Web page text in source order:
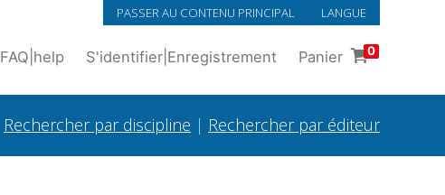
PASSER AU CONTENU PRINCIPAL LANGUE
FAQ help S'identifier Enregistrement Panier 0
Rechercher par discipline | Rechercher par éditeur